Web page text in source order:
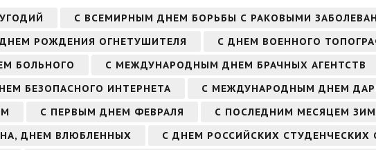
С ВСЕМИРНЫМ ДНЕМ БОРЬБЫ С РАКОВЫМИ
РОЖДЕНИЯ ОГНЕТУШИТЕЛЯ
С ДНЕМ ВОЕННОГО
БОЛЬНОГО
С МЕЖДУНАРОДНЫМ ДНЕМ БРАЧНЫХ АГЕНТСТВ
БЕЗОПАСНОГО ИНТЕРНЕТА
С МЕЖДУНАРОДНЫМ ДНЕМ
С ПЕРВЫМ ДНЕМ ФЕВРАЛЯ
С ПОСЛЕДНИМ МЕСЯЦЕМ
ДНЕМ ВЛЮБЛЕННЫХ
С ДНЕМ РОССИЙСКИХ СТУДЕНЧЕСКИХ